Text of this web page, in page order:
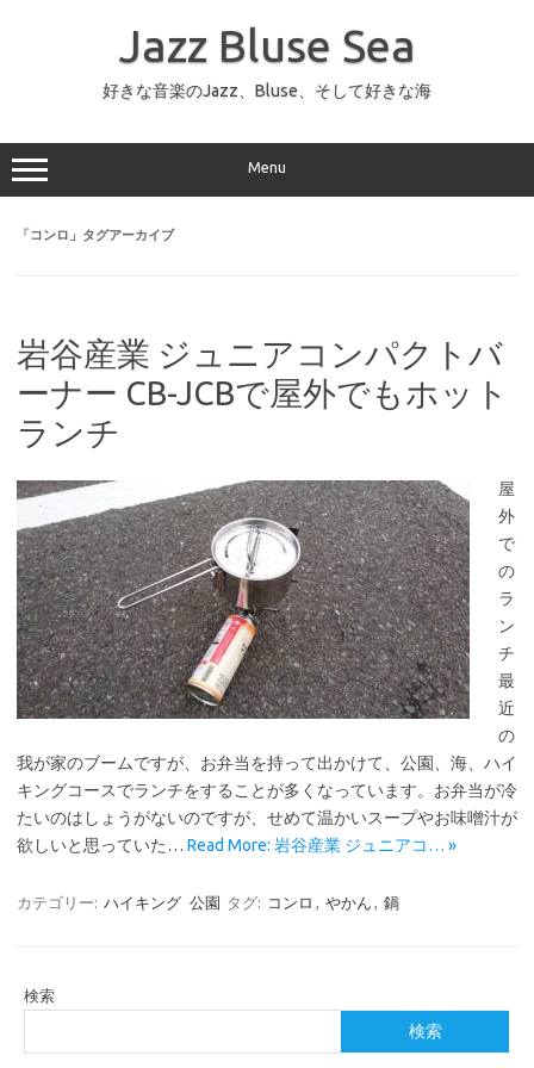
ッ
プ
Jazz Bluse Sea
好きな音楽のJazz、Bluse、そして好きな海
Menu
「コンロ 」タグアーカイブ
岩谷産業 ジュニアコンパクトバ
ーナー CB-JCBで屋外でもホット
ランチ
屋
外
で
の
ラ
ン
チ
最
近
の
我が家のブームですが、お弁当を持って出かけて、公園、海、ハイ
キングコースでランチをすることが多くなっています。お弁当が冷
たいのはしょうがないのですが、せめて温かいスープやお味噌汁が
欲しいと思っていた… Read More: 岩谷産業 ジュニアコ… »
カテゴリー: ハイキング 公園 タグ: コンロ , やかん , 鍋
検索
検索